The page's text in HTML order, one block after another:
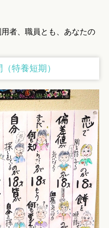
者、職員とも、あなたの
特養短期）